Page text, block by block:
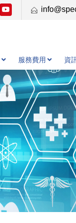
服務費用 資